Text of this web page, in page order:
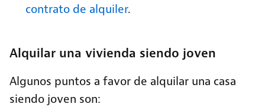
contrato de alquiler.
Alquilar una vivienda siendo joven
Algunos puntos a favor de alquilar una casa
siendo joven son: